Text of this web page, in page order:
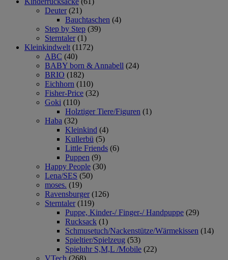
Deuter (21)
Bauchtaschen (4)
Step by Step (39)
Sterntaler (1)
Kleinkindwelt (1172)
ABC (40)
BABY born & Annabell (24)
BRIO (182)
Eichhorn (110)
Fisher-Price (32)
Goki (110)
Holztiger Tiere/Figuren (1)
Haba (32)
Kleinkind (4)
Kullerbü (5)
Little Friends (6)
Puppen (9)
Happy People (30)
Lena/SES (50)
moses. (19)
Ravensburger (126)
Sterntaler (119)
Puppe, Kinder-/ Finger-/ Handpuppe (29)
Rucksack (1)
Schmusetuch/Nackenstütze/Wärmekissen (14)
Spieltier/Spielzeug (53)
Spieluhr S,M,L /Mobile (22)
VTech (268)